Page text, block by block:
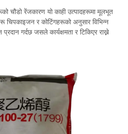
चौडो रेंजकारण यो काही उत्पादहरूमा मूलभूत
चिपकाइजन र कोटिंगहरूको अनुसार विभिन्न
प्रदान गर्दछ जसले कार्यक्षमता र टिकिएर राख्ने